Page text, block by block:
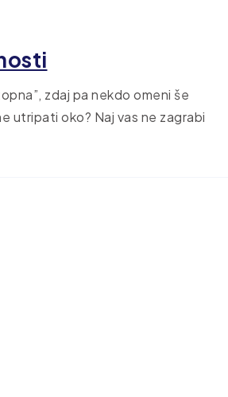
zdaj pa nekdo omeni še
utripati oko? Naj vas ne zagrabi